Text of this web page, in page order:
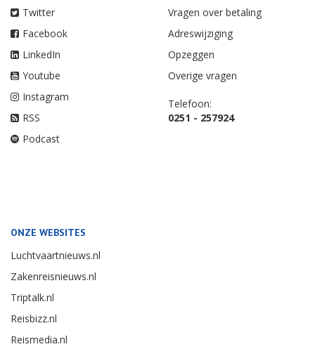
Twitter
Facebook
LinkedIn
Youtube
Instagram
RSS
Podcast
Vragen over betaling
Adreswijziging
Opzeggen
Overige vragen
Telefoon:
0251 - 257924
ONZE WEBSITES
Luchtvaartnieuws.nl
Zakenreisnieuws.nl
Triptalk.nl
Reisbizz.nl
Reismedia.nl